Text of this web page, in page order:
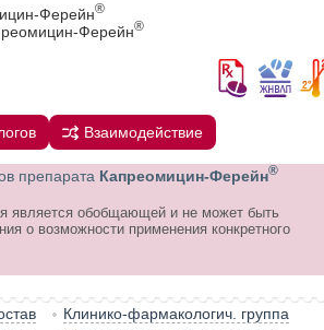
Ферейн®
Ферейн®
Взаимодействие
препарата Капреомицин-Ферейн®
является обобщающей и не может быть
о возможности применения конкретного
Клинико-фармакологич. группа